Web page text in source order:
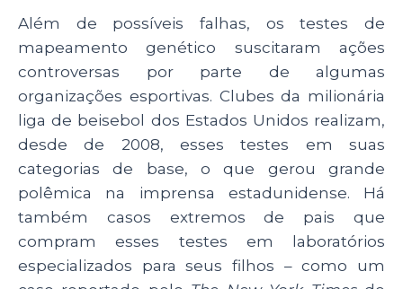
Além de possíveis falhas, os testes de
mapeamento genético suscitaram ações
controversas por parte de algumas
organizações esportivas. Clubes da milionária
liga de beisebol dos Estados Unidos realizam,
desde de 2008, esses testes em suas
categorias de base, o que gerou grande
polêmica na imprensa estadunidense. Há
também casos extremos de pais que
compram esses testes em laboratórios
especializados para seus filhos – como um